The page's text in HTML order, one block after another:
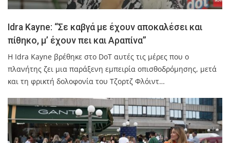
Idra Kayne: “Σε καβγά με έχουν αποκαλέσει και
πίθηκο, μ’ έχουν πει και Αραπίνα”
Η Idra Kayne βρέθηκε στο DoT αυτές τις μέρες που ο
πλανήτης ζει μια παράξενη εμπειρία οπισθοδρόμησης, μετά
και τη φρικτή δολοφονία του Τζορτζ Φλόιντ…